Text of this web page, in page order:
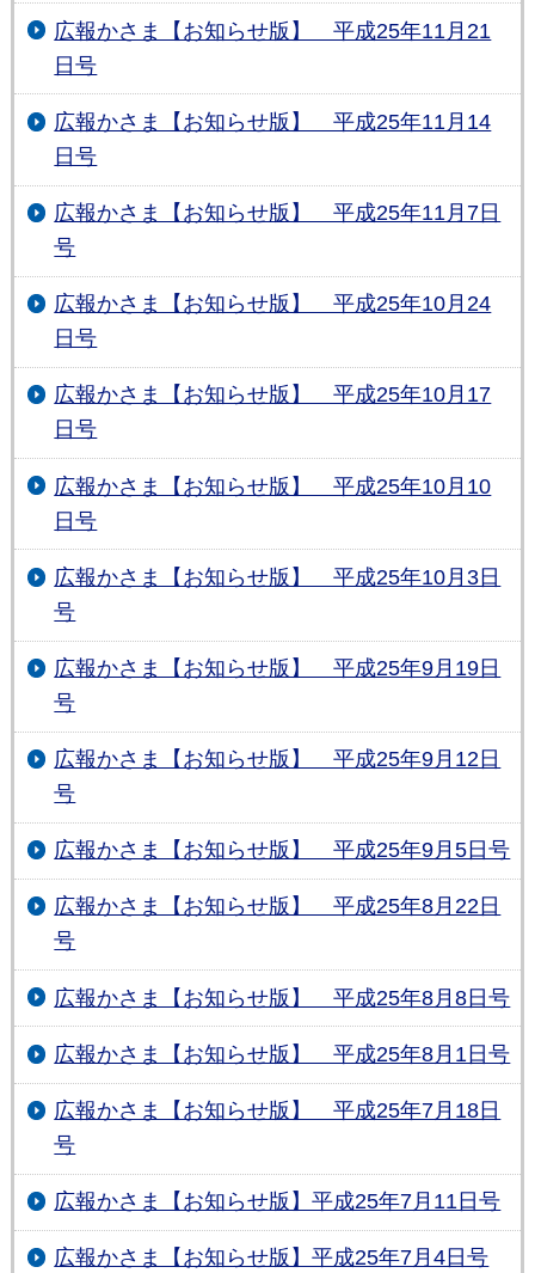
広報かさま【お知らせ版】 平成25年11月21
日号
広報かさま【お知らせ版】 平成25年11月14
日号
広報かさま【お知らせ版】 平成25年11月7日
号
広報かさま【お知らせ版】 平成25年10月24
日号
広報かさま【お知らせ版】 平成25年10月17
日号
広報かさま【お知らせ版】 平成25年10月10
日号
広報かさま【お知らせ版】 平成25年10月3日
号
広報かさま【お知らせ版】 平成25年9月19日
号
広報かさま【お知らせ版】 平成25年9月12日
号
広報かさま【お知らせ版】 平成25年9月5日号
広報かさま【お知らせ版】 平成25年8月22日
号
広報かさま【お知らせ版】 平成25年8月8日号
広報かさま【お知らせ版】 平成25年8月1日号
広報かさま【お知らせ版】 平成25年7月18日
号
広報かさま【お知らせ版】平成25年7月11日号
広報かさま【お知らせ版】平成25年7月4日号